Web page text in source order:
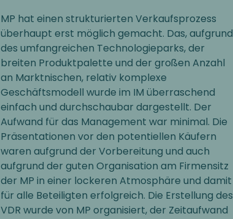
MP hat einen strukturierten Verkaufsprozess
überhaupt erst möglich gemacht. Das, aufgrund
des umfangreichen Technologieparks, der
breiten Produktpalette und der großen Anzahl
an Marktnischen, relativ komplexe
Geschäftsmodell wurde im IM überraschend
einfach und durchschaubar dargestellt. Der
Aufwand für das Management war minimal. Die
Präsentationen vor den potentiellen Käufern
waren aufgrund der Vorbereitung und auch
aufgrund der guten Organisation am Firmensitz
der MP in einer lockeren Atmosphäre und damit
für alle Beteiligten erfolgreich. Die Erstellung des
VDR wurde von MP organisiert, der Zeitaufwand